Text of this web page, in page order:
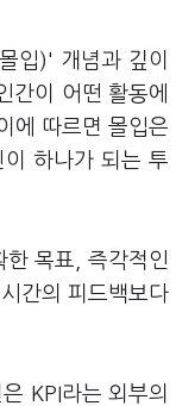
입)' 개념과 깊이
간이 어떤 활동에
에 따르면 몰입은
하나가 되는 투
목표, 즉각적인
간의 피드백보다
KPI라는 외부의